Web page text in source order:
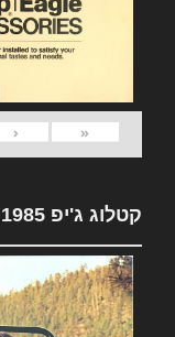
«
‹
קטלוג ג'יפ 1985